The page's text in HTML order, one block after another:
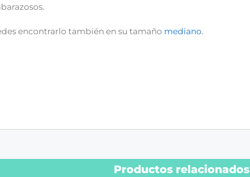
encontrarlo también en su tamaño mediano.
Productos relacionados